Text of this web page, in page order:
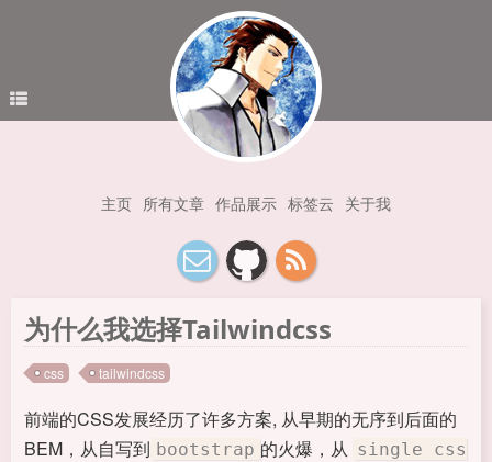
主页 所有文章 作品展示 标签云 关于我
为什么我选择Tailwindcss
css tailwindcss
前端的CSS发展经历了许多方案, 从早期的无序到后面的
BEM，从自写到 bootstrap 的火爆，从 single css